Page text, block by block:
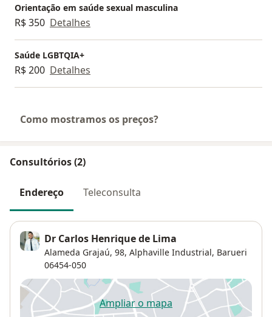
Orientação em saúde sexual masculina
R$ 350 Detalhes
Saúde LGBTQIA+
R$ 200 Detalhes
Como mostramos os preços?
Consultórios (2)
Endereço Teleconsulta
Dr Carlos Henrique de Lima
Alameda Grajaú, 98, Alphaville Industrial, Barueri
06454-050
Ampliar o mapaabre num novo separador